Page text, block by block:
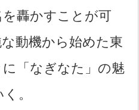
轟かすことが可
動機から始めた東
「なぎなた」の魅
。